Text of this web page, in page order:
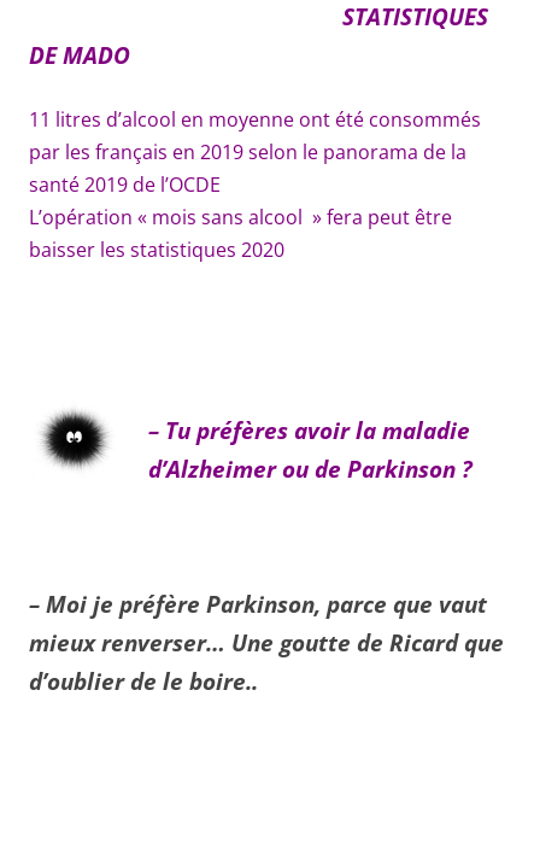
STATISTIQUES
DE MADO
11 litres d’alcool en moyenne ont été consommés
par les français en 2019 selon le panorama de la
santé 2019 de l’OCDE
L’opération « mois sans alcool » fera peut être
baisser les statistiques 2020
– Tu préfères avoir la maladie
d’Alzheimer ou de Parkinson ?
– Moi je préfère Parkinson, parce que vaut
mieux renverser… Une goutte de Ricard que
d’oublier de le boire..